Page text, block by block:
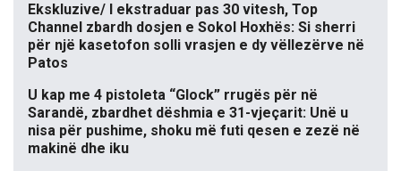
Ekskluzive/ I ekstraduar pas 30 vitesh, Top
Channel zbardh dosjen e Sokol Hoxhës: Si sherri
për një kasetofon solli vrasjen e dy vëllezërve në
Patos
U kap me 4 pistoleta “Glock” rrugës për në
Sarandë, zbardhet dëshmia e 31-vjeçarit: Unë u
nisa për pushime, shoku më futi qesen e zezë në
makinë dhe iku